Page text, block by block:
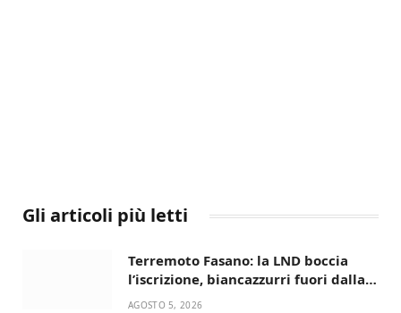
Gli articoli più letti
Terremoto Fasano: la LND boccia
l’iscrizione, biancazzurri fuori dalla
Serie D
AGOSTO 5, 2026